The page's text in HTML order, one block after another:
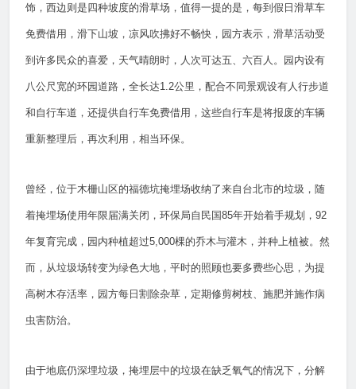
饰，西边则是四种坡度的滑草场，值得一提的是，每到假日滑草车
免费借用，滑下山坡，凉风吹拂好不畅快，园方表示，滑草活动受
到许多民众的喜爱，天气晴朗时，人次可达五、六百人。园内设有
八公尺宽的环园道路，全长达1.2公里，配合不同景观设有人行步道
和自行车道，还提供自行车免费借用，这些自行车是将报废的车辆
重新整理后，再次利用，相当环保。
曾经，位于木栅山区的福德坑掩埋场收纳了来自台北市的垃圾，随
着掩埋场使用年限届满关闭，环保局自民国85年开始着手规划，92
年复育完成，园内种植超过5,000棵的乔木与灌木，并种上植被。然
而，从垃圾场转变为绿色大地，平时的照顾也要多费些心思，为提
高树木存活率，园方每日割除杂草，定期修剪树枝、施肥并施作病
虫害防治。
由于地底仍深埋垃圾，掩埋层中的垃圾在缺乏氧气的情况下，分解